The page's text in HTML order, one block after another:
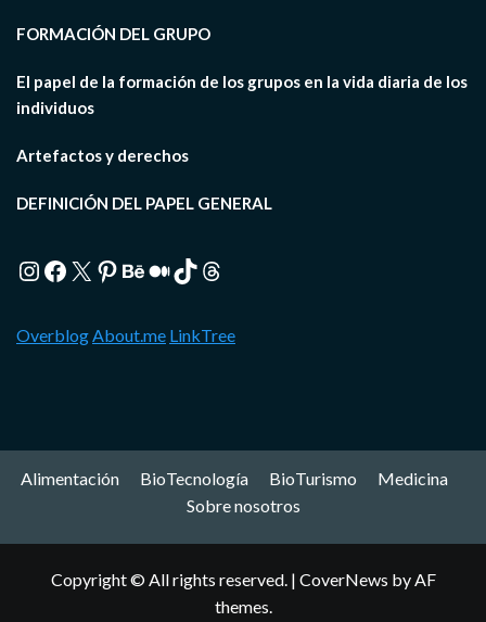
FORMACIÓN DEL GRUPO
El papel de la formación de los grupos en la vida diaria de los
individuos
Artefactos y derechos
DEFINICIÓN DEL PAPEL GENERAL
Instagram
Facebook
X Pinterest
Behance
Medium
TikTokThreads
OverblogAbout.me LinkTree
Alimentación BioTecnología BioTurismo
Medicina
Sobre nosotros
Copyright © All rights reserved. | CoverNews by AF
themes.